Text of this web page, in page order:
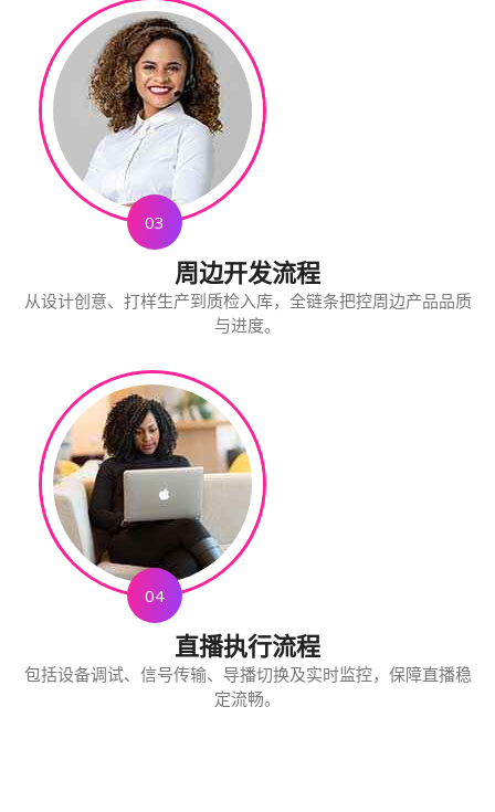
03
周边开发流程
从设计创意、打样生产到质检入库，全链条把控周边产品品质
与进度。
04
直播执行流程
包括设备调试、信号传输、导播切换及实时监控，保障直播稳
定流畅。